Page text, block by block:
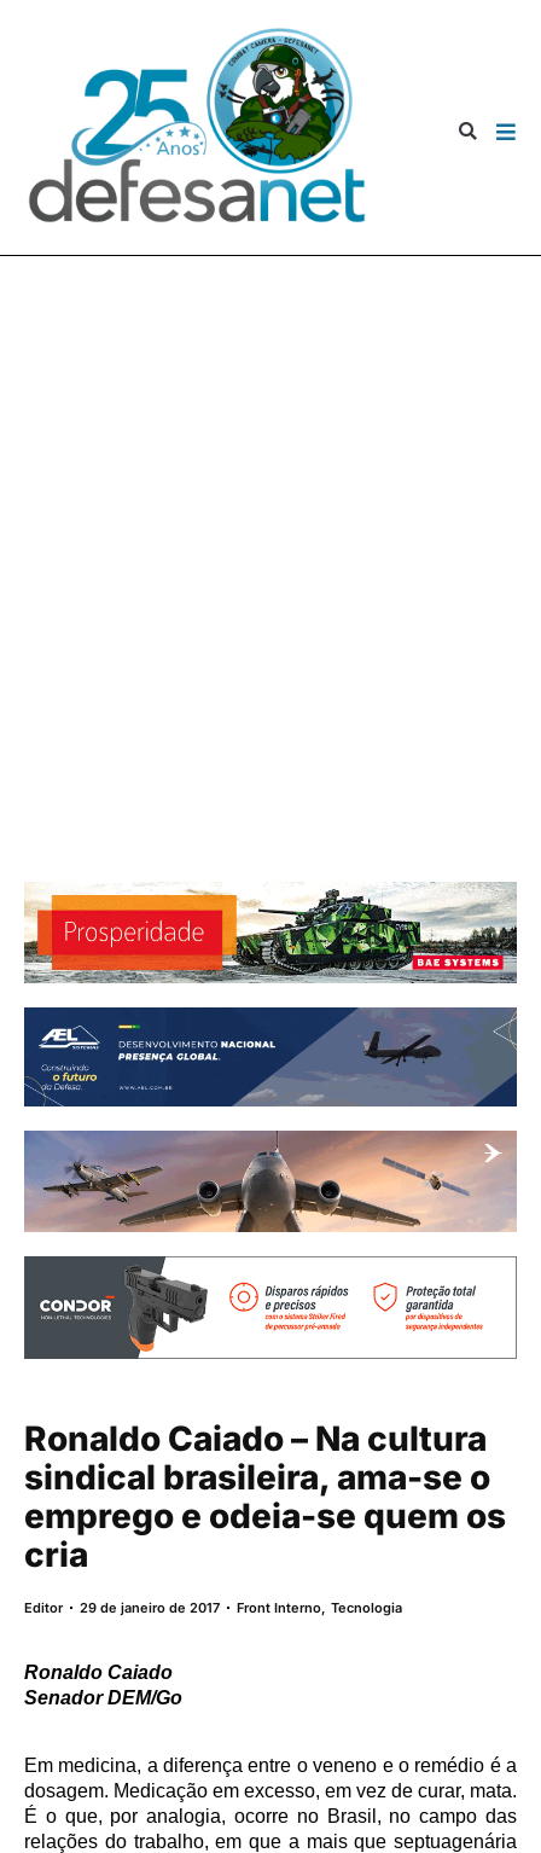
Ronaldo Caiado – Na cultura
sindical brasileira, ama-se o
emprego e odeia-se quem os
cria
Editor 29 de janeiro de 2017 Front Interno,Tecnologia
Ronaldo Caiado
Senador DEM/Go
Em medicina, a diferença entre o veneno e o remédio é a
dosagem. Medicação em excesso, em vez de curar, mata.
É o que, por analogia, ocorre no Brasil, no campo das
relações do trabalho, em que a mais que septuagenária